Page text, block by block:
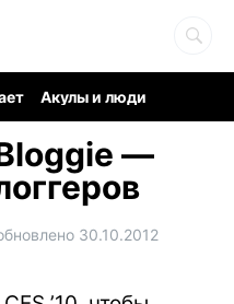
Акулы и люди
Bloggie —
30.10.2012